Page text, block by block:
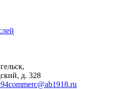
д. 328
commerc@ab1918.ru